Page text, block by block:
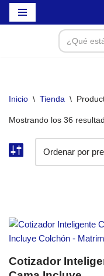
Inicio \ Tienda \
Mostrando los 36
Cotizador